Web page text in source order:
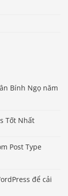
Bính Ngọ năm
Tốt Nhất
Post Type
để cải